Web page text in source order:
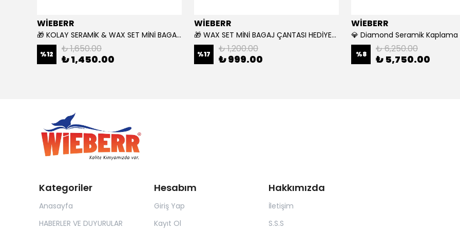
WİEBERR
🎁 KOLAY SERAMİK & WAX SET MİNİ BAGAJ ÇANTASI HEDİYELİ 🎁
%12 ₺ 1,650.00
₺ 1,450.00
WİEBERR
🎁 WAX SET MİNİ BAGAJ ÇANTASI HEDİYELİ 🎁
%17 ₺ 1,200.00
₺ 999.00
WİEBERR
💎 Diamond Seramik Kaplama
%8 ₺ 6,250.00
₺ 5,750.00
Kategoriler
Anasayfa
HABERLER VE DUYURULAR
Hesabım
Giriş Yap
Kayıt Ol
Hakkımızda
İletişim
S.S.S